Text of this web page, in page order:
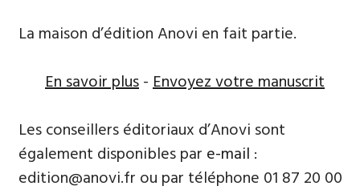
La maison d’édition Anovi en fait partie.
En savoir plus-Envoyez votre manuscrit
Les conseillers éditoriaux d’Anovi sont
également disponibles par e-mail :
edition@anovi.fr ou par téléphone ​​0​1 87 20 00